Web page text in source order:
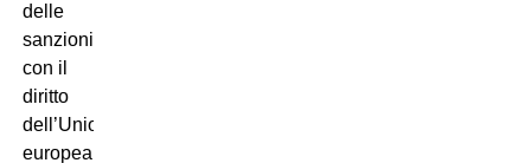
delle
sanzioni
con il
diritto
dell’Unione
europea